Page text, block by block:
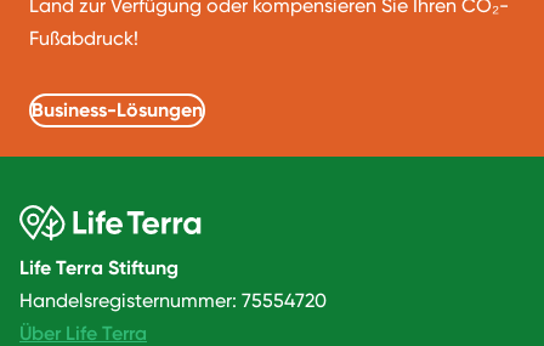
Land zur Verfügung oder kompensieren Sie Ihren CO₂-
Fußabdruck!
Business-Lösungen
Life Terra Stiftung
Handelsregisternummer: 75554720
Über Life Terra